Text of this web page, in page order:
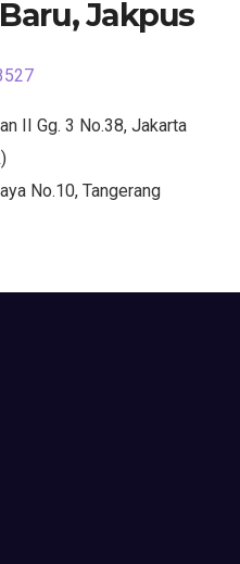
Jakpus
II Gg. 3 No.38, Jakarta
No.10, Tangerang